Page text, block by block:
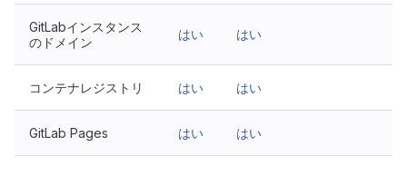
GitLabインスタンス
のドメイン
はい はい
コンテナレジストリ はい はい
GitLab Pages はい はい